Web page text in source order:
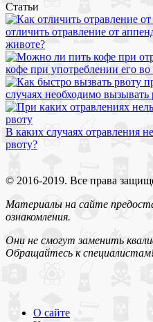
Статьи
отличить отравление от
животе?
кофе при употреблении его
случаях необходимо
В каких случаях отравления
рвоту?
© 2016-2019. Все права
Материалы на сайте
ознакомления.
Они не смогут заменить
Обращайтесь к
О сайте